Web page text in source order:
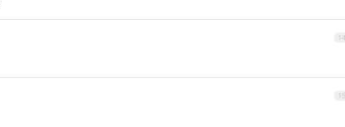
14
15